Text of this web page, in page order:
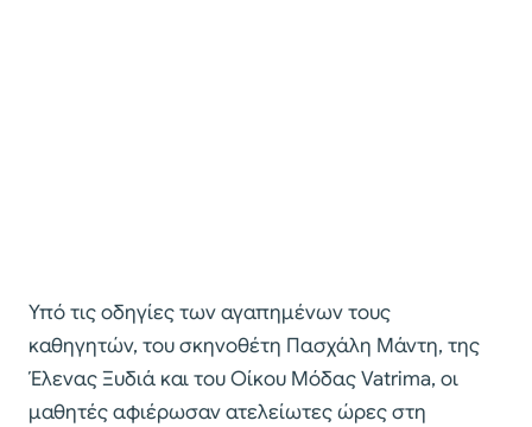
Υπό τις οδηγίες των αγαπημένων τους
καθηγητών, του σκηνοθέτη Πασχάλη Μάντη, της
Έλενας Ξυδιά και του Οίκου Μόδας Vatrima, οι
μαθητές αφιέρωσαν ατελείωτες ώρες στη